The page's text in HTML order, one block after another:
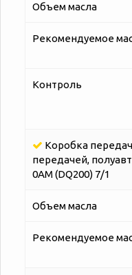
Объем масла
Рекомендуемое
Контроль
Коробка
передачей,
0AM (DQ200) 7/1
Объем масла
Рекомендуемое